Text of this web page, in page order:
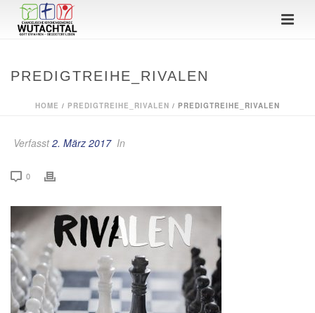
PREDIGTREIHE_RIVALEN
HOME / PREDIGTREIHE_RIVALEN / PREDIGTREIHE_RIVALEN
Verfasst2. März 2017 In
0